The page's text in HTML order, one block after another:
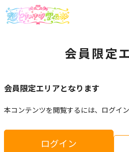
会員限定
会員限定エリアとなります
本コンテンツを閲覧するには、ログイン
ログイン